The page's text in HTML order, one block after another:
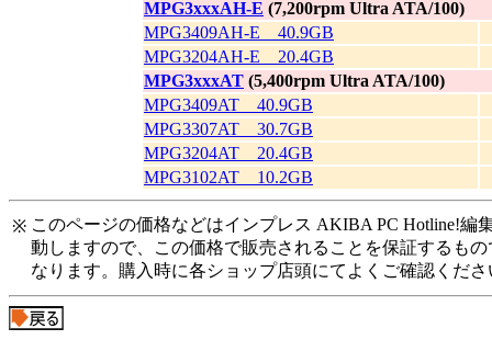
MPG3xxxAH-E (7,200rpm Ultra ATA/100)
MPG3409AH-E 40.9GB
MPG3204AH-E 20.4GB
MPG3xxxAT (5,400rpm Ultra ATA/100)
MPG3409AT 40.9GB
MPG3307AT 30.7GB
MPG3204AT 20.4GB
MPG3102AT 10.2GB
※ このページの価格などはインプレス AKIBA PC Hotline!
動しますので、この価格で販売されることを保証するも
なります。購入時に各ショップ店頭にてよくご確認くださ